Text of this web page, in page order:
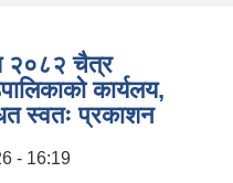
२०८२ चैत्र
कार्यलय,
स्वतः प्रकाशन
- 16:19